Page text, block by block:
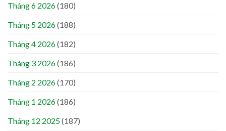
Tháng 6 2026(180)
Tháng 5 2026(188)
Tháng 4 2026(182)
Tháng 3 2026(186)
Tháng 2 2026(170)
Tháng 1 2026(186)
Tháng 12 2025(187)